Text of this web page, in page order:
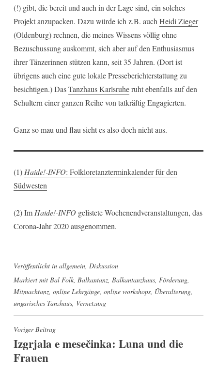
(!) gibt, die bereit und auch in der Lage sind, ein solches
Projekt anzupacken. Dazu würde ich z.B. auchHeidi Zieger
(Oldenburg)rechnen, die meines Wissens völlig ohne
Bezuschussung auskommt, sich aber auf den Enthusiasmus
ihrer Tänzerinnen stützen kann, seit 35 Jahren. (Dort ist
übrigens auch eine gute lokale Presseberichterstattung zu
besichtigen.) DasTanzhaus Karlsruheruht ebenfalls auf den
Schultern einer ganzen Reihe von tatkräftig Engagierten.
Ganz so mau und flau sieht es also doch nicht aus.
(1)Haide!-INFO: Folkloretanzterminkalender für den
Südwesten
(2) ImHaide!-INFO gelistete Wochenendveranstaltungen, das
Corona-Jahr 2020 ausgenommen.
Veröffentlicht in allgemein, Diskussion
Markiert mit Bal Folk, Balkantanz, Balkantanzhaus, Förderung,
Mitmachtanz, online Lehrgänge, online workshops, Überalterung,
ungarisches Tanzhaus, Vernetzung
Beitragsnavigation
Voriger Beitrag
Izgrjala e mesečinka: Luna und die
Frauen